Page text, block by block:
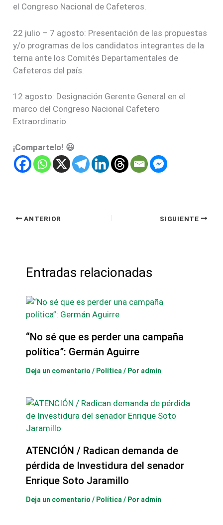
el Congreso Nacional de Cafeteros.
22 julio – 7 agosto: Presentación de las propuestas
y/o programas de los candidatos integrantes de la
terna ante los Comités Departamentales de
Cafeteros del país.
12 agosto: Designación Gerente General en el
marco del Congreso Nacional Cafetero
Extraordinario.
¡Compartelo! 😃
ANTERIOR SIGUIENTE
Entradas relacionadas
“No sé que es perder una campaña
política”: Germán Aguirre
Deja un comentario / Política / Por admin
ATENCIÓN / Radican demanda de
pérdida de Investidura del senador
Enrique Soto Jaramillo
Deja un comentario / Política / Por admin